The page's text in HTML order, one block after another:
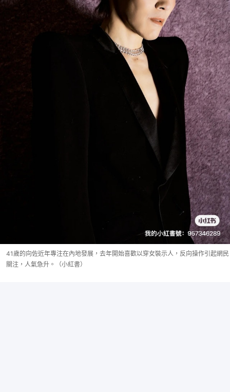
41歲的向佐近年專注在內地發展，去年開始喜歡以穿女裝示人，反向操作引起網民
關注，人氣急升。（小紅書）